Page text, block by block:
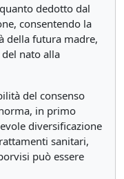
dedotto dal
consentendo la
della futura madre,
nato alla
del consenso
in primo
diversificazione
sanitari,
può essere